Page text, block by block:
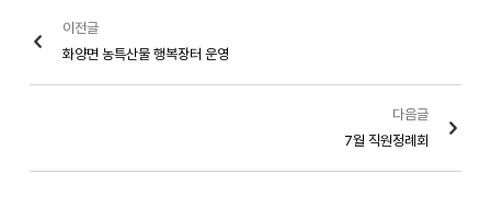
이전글
화양면 농특산물 행복장터 운영
다음글
7월 직원정례회